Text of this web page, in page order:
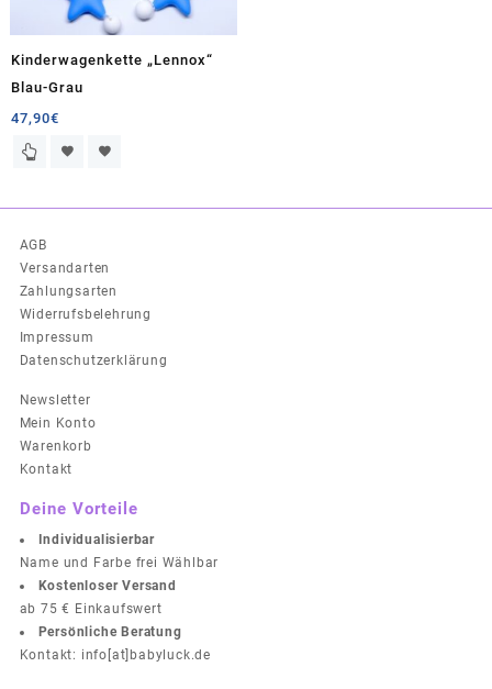
Kinderwagenkette „Lennox“
Blau-Grau
47,90€
AGB
Versandarten
Zahlungsarten
Widerrufsbelehrung
Impressum
Datenschutzerklärung
Newsletter
Mein Konto
Warenkorb
Kontakt
Deine Vorteile
Individualisierbar
Name und Farbe frei Wählbar
Kostenloser Versand
ab 75 € Einkaufswert
Persönliche Beratung
Kontakt: info[at]babyluck.de